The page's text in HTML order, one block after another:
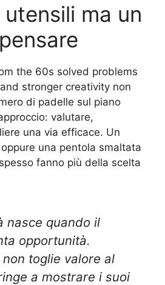
ma un
the 60s solved problems
stronger creativity non
di padelle sul piano
valutare,
una via efficace. Un
oppure una pentola smaltata
fanno più della scelta
nasce quando il
opportunità.
toglie valore al
a mostrare i suoi